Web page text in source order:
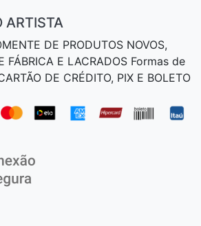
ARTISTA
DE PRODUTOS NOVOS,
FÁBRICA E LACRADOS Formas de
DE CRÉDITO, PIX E BOLETO